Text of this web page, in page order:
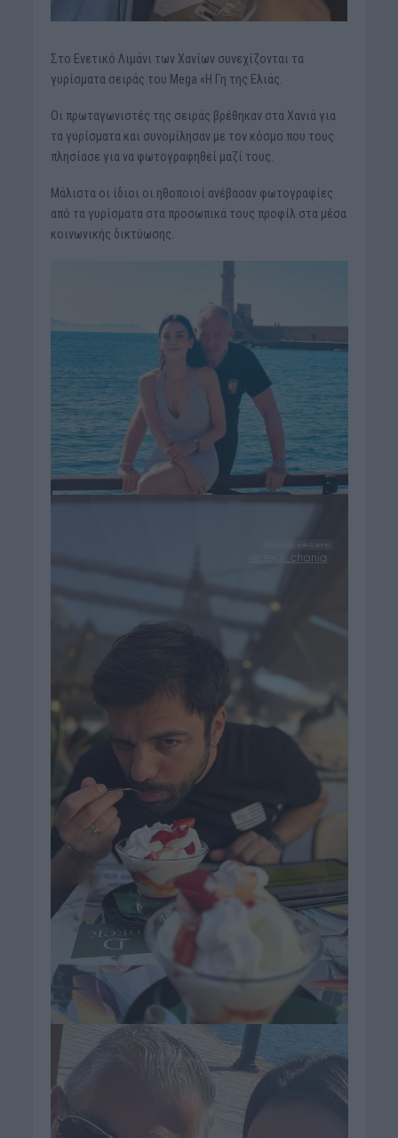
Στο Ενετικό Λιμάνι των Χανίων συνεχίζονται τα
γυρίσματα σειράς του Mega «Η Γη της Ελιάς.
Οι πρωταγωνιστές της σειράς βρέθηκαν στα Χανιά για
τα γυρίσματα και συνομίλησαν με τον κόσμο που τους
πλησίασε για να φωτογραφηθεί μαζί τους.
Μάλιστα οι ίδιοι οι ηθοποιοί ανέβασαν φωτογραφίες
από τα γυρίσματα στα προσωπικά τους προφίλ στα μέσα
κοινωνικής δικτύωσης.